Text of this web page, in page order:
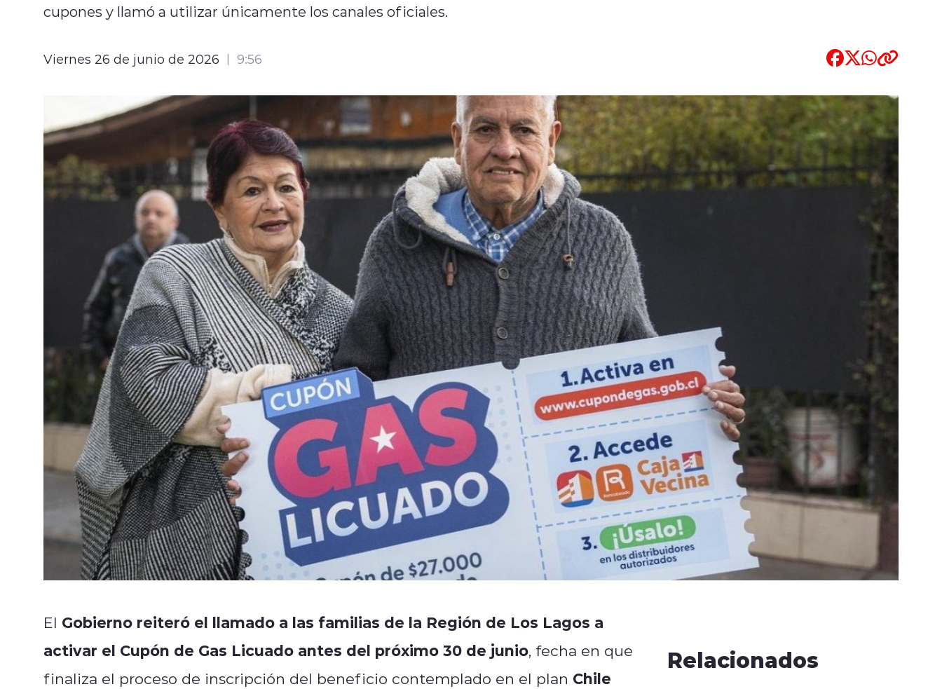
cupones y llamó a utilizar únicamente los canales oficiales.
Viernes 26 de junio de 2026 9:56
El Gobierno reiteró el llamado a las familias de la Región de Los Lagos a
activar el Cupón de Gas Licuado antes del próximo 30 de junio, fecha en que
finaliza el proceso de inscripción del beneficio contemplado en el plan Chile
Relacionados